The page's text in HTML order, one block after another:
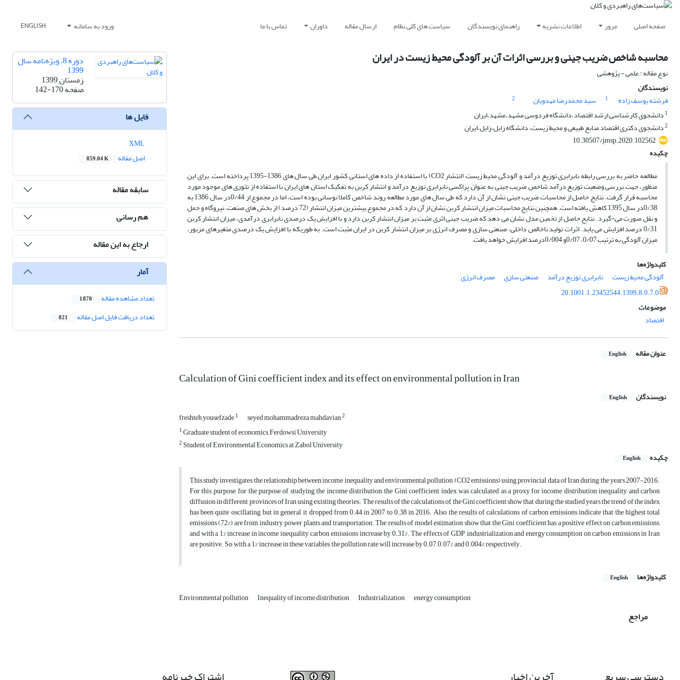
صفحه اصلی مرور اطلاعات نشریه راهنمای نویسندگان سیاست های کلی نظام ارسال مقاله داوران تماس با ما ورود به سامانه ENGLISH
محاسبه شاخص ضریب جینی و بررسی اثرات آن بر آلودگی محیط زیست در ایران
نوع مقاله : علمی - پژوهشی
نویسندگان
فرشته یوسف زاده
1 سید محمدرضا مهدویان
2
1 دانشجوی کارشناسی ارشد اقتصاد،دانشگاه فردوسی مشهد،مشهد،ایران
2دانشجوی دکتری اقتصاد منابع طبیعی و محیط زیست، دانشگاه زابل،زابل،ایران
10.30507/jmsp.2020.102562
چکیده
مطالعه حاضر به بررسی رابطه نابرابری توزیع درآمد و آلودگی محیط زیست (انتشار CO2) با استفاده از داده های استانی کشور ایران طی سال های 1386-1395 پرداخته است. برای این
منظور، جهت بررسی وضعیت توزیع درآمد شاخص ضریب جینی به عنوان پراکسی نابرابری توزیع درآمد و انتشار کربن به تفکیک استان های ایران با استفاده از تئوری های موجود مورد
محاسبه قرار گرفت. نتایج حاصل از محاسبات ضریب جینی نشان از آن دارد که طی سال های مورد مطالعه روند شاخص کاملا نوسانی بوده است، اما در مجموع از 0/44در سال 1386 به
0/38در سال 1395 کاهش یافته است. همچنین نتایج محاسبات میزان انتشار کربن نشان از آن دارد که در مجموع بیشترین میزان انتشار (72 درصد) از بخش های صنعت، نیروگاه و حمل
و نقل صورت می-گیرد. نتایج حاصل از تخمین مدل نشان می دهد که ضریب جینی اثری مثبت بر میزان انتشار کربن دارد و با افزایش یک درصدی نابرابری درآمدی، میزان انتشار کربن
0/31 درصد افزایش می یابد. اثرات تولید ناخالص داخلی، صنعتی سازی و مصرف انرژی بر میزان انتشار کربن در ایران مثبت است. به طوریکه با افزایش یک درصدی متغیرهای مزبور،
میزان آلودگی به ترتیب 0/07، 0/07و 0/004درصد افزایش خواهد یافت.
کلیدواژه‌ها
آلودگی محیط زیست
نابرابری توزیع درآمد صنعتی سازی
مصرف انرژی
20.1001.1.23452544.1399.8.0.7.0
موضوعات
اقتصاد
عنوان مقاله English
Calculation of Gini coefficient index and its effect on environmental pollution in Iran
نویسندگان English
freshteh yousefzade1 seyed mohammadreza mahdavian2
1Graduate student of economics, Ferdowsi University
2 Student of Environmental Economics at Zabol University
چکیده
English
This study investigates the relationship between income inequality and environmental pollution (CO2 emissions) using provincial data of Iran during the years 2007-2016.
For this purpose, for the purpose of studying the income distribution, the Gini coefficient index was calculated as a proxy for income distribution inequality and carbon
diffusion in different provinces of Iran using existing theories. The results of the calculations of the Gini coefficient show that during the studied years the trend of the index
has been quite oscillating, but in general, it dropped from 0.44 in 2007 to 0.38 in 2016. Also, the results of calculations of carbon emissions indicate that the highest total
emissions (72%) are from industry, power plants and transportation. The results of model estimation show that the Gini coefficient has a positive effect on carbon emissions,
and with a 1% increase in income inequality, carbon emissions increase by 0.31%. The effects of GDP, industrialization and energy consumption on carbon emissions in Iran
are positive. So, with a 1% increase in these variables, the pollution rate will increase by 0.07, 0.07% and 0.004% respectively.
کلیدواژه‌ها English
Environmental pollution Inequality of income distribution Industrialization energy consumption
مراجع
دوره 8، ویژه‌نامه سال
1399
زمستان 1399
صفحه142-170
فایل ها
اصل مقاله
859.04 K
سابقه مقاله
هم رسانی
ارجاع به این مقاله
آمار
تعداد مشاهده مقاله 1,878
تعداد دریافت فایل اصل مقاله 821